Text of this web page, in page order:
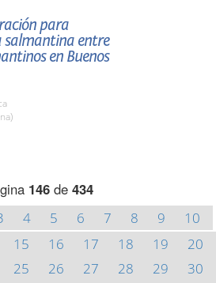
para
salmantina entre
en Buenos
146de 434
4 5 6 7 8 9
10
15 16 17 18 19
20
25 26 27 28 29
30